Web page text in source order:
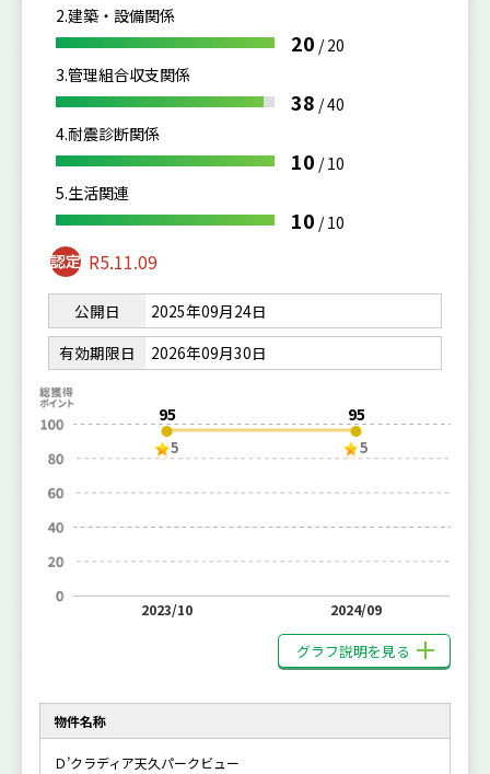
2.建築・設備関係
20 /20
3.管理組合収支関係
38 /40
4.耐震診断関係
10 /10
5.生活関連
10 /10
R5.11.09
公開日
2025年09月24日
有効期限日
2026年09月30日
95
5
2023/10
95
5
2024/09
グラフ説明を見る
物件名称
Ｄ’クラディア天久パークビュー